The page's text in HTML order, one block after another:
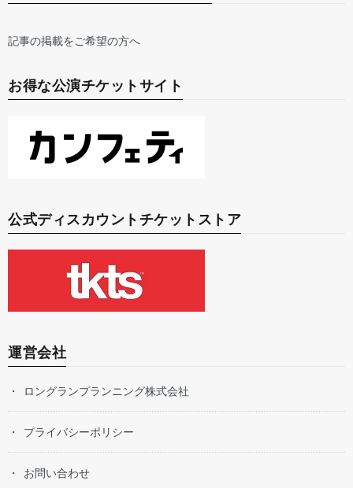
記事の掲載をご希望の方へ
お得な公演チケットサイト
公式ディスカウントチケットストア
運営会社
ロングランプランニング株式会社
プライバシーポリシー
お問い合わせ